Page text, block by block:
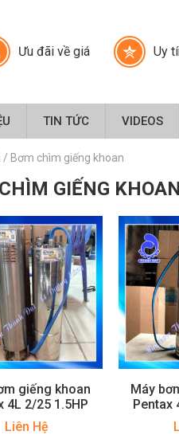
Ưu đãi về giá Uy
TIN TỨC VIDEOS
/ Bơm chìm giếng khoan
GIẾNG KHOAN
giếng khoan
4L 2/25 1.5HP
Liên Hệ
Máy
Pentax